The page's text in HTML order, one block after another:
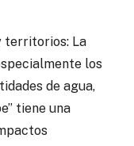
territorios: La
los
de agua,
tiene una